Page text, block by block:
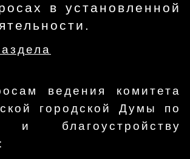
в установленной
ведения комитета
городской Думы по
и благоустройству